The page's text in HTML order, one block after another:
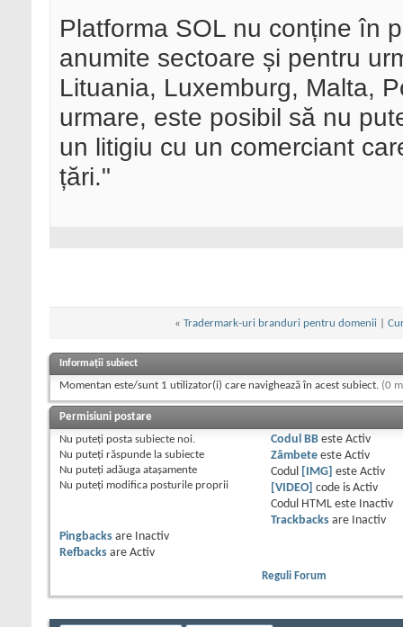
Platforma SOL nu conține în
anumite sectoare și pentru
Lituania, Luxemburg, Malta,
urmare, este posibil să nu
un litigiu cu un comerciant
țări."
« Tradermark-uri branduri pentru domenii|
Informații subiect
Momentan este/sunt 1 utilizator(i) care navighează în acest subiect. (0
Permisiuni postare
Nu puteţi posta subiecte noi.
Nu puteţi răspunde la subiecte
Nu puteţi adăuga ataşamente
Nu puteţi modifica posturile proprii
Codul BBeste Activ
Zâmbeteeste Activ
Codul
[IMG] este Activ
[VIDEO] code is Activ
Codul HTML este
Inactiv
Trackbacksare
Inactiv
Pingbacks are
Inactiv
Refbacks are Activ
Reguli Forum